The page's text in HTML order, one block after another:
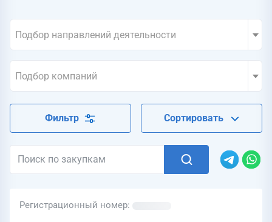
Подбор направлений деятельности
Подбор компаний
Фильтр Сортировать
Регистрационный номер